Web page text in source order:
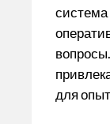
система
для